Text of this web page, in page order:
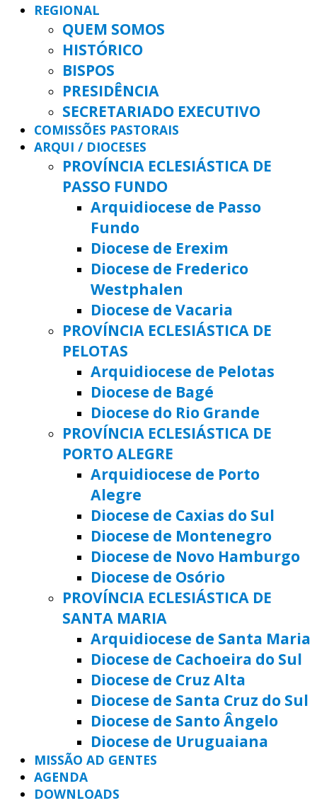
REGIONAL
QUEM SOMOS
HISTÓRICO
BISPOS
PRESIDÊNCIA
SECRETARIADO EXECUTIVO
COMISSÕES PASTORAIS
ARQUI / DIOCESES
PROVÍNCIA ECLESIÁSTICA DE
PASSO FUNDO
Arquidiocese de Passo
Fundo
Diocese de Erexim
Diocese de Frederico
Westphalen
Diocese de Vacaria
PROVÍNCIA ECLESIÁSTICA DE
PELOTAS
Arquidiocese de Pelotas
Diocese de Bagé
Diocese do Rio Grande
PROVÍNCIA ECLESIÁSTICA DE
PORTO ALEGRE
Arquidiocese de Porto
Alegre
Diocese de Caxias do Sul
Diocese de Montenegro
Diocese de Novo Hamburgo
Diocese de Osório
PROVÍNCIA ECLESIÁSTICA DE
SANTA MARIA
Arquidiocese de Santa Maria
Diocese de Cachoeira do Sul
Diocese de Cruz Alta
Diocese de Santa Cruz do Sul
Diocese de Santo Ângelo
Diocese de Uruguaiana
MISSÃO AD GENTES
AGENDA
DOWNLOADS